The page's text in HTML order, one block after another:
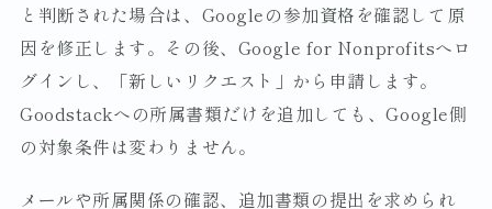
と判断された場合は、Googleの参加資格を確認して原
因を修正します。その後、Google for Nonprofitsへロ
グインし、「新しいリクエスト」から申請します。
Goodstackへの所属書類だけを追加しても、Google側
の対象条件は変わりません。
メールや所属関係の確認、追加書類の提出を求められ